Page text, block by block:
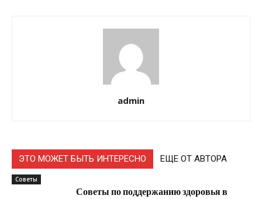
admin
ЭТО МОЖЕТ БЫТЬ ИНТЕРЕСНО ЕЩЕ ОТ АВТОРА
Советы
Советы по поддержанию здоровья в